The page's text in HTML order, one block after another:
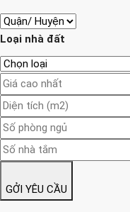
Loại nhà đất
GỞI YÊU CẦU